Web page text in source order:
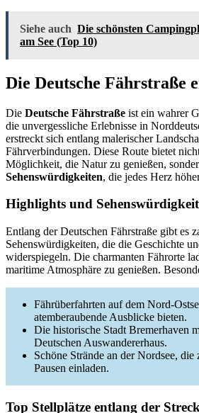
Siehe auch Die schönsten
am See (Top 10)
Die Deutsche Fährstraße
Die Deutsche Fährstraße ist ein wahrer
die unvergessliche Erlebnisse in
erstreckt sich entlang malerischer
Fährverbindungen. Diese Route bietet
Möglichkeit, die Natur zu genießen,
Sehenswürdigkeiten, die jedes Herz
Highlights und
Entlang der Deutschen Fährstraße gibt es
Sehenswürdigkeiten, die die Geschichte
widerspiegeln. Die charmanten Fährorte
maritime Atmosphäre zu genießen.
Fährüberfahrten auf dem Nord-
atemberaubende Ausblicke bieten.
Die historische Stadt Bremerhaven
Deutschen Auswandererhaus.
Schöne Strände an der Nordsee, die
Pausen einladen.
Top Stellplätze entlang der